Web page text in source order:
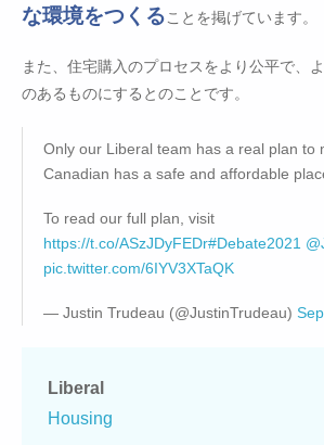
な環境をつくることを掲げています。
また、住宅購入のプロセスをより公平で、
のあるものにするとのことです。
Only our Liberal team has a real plan to
Canadian has a safe and affordable
To read our full plan, visit
https://t.co/ASzJDyFEDr#Debate2021
pic.twitter.com/6IYV3XTaQK
— Justin Trudeau (@JustinTrudeau)
Liberal
Housing